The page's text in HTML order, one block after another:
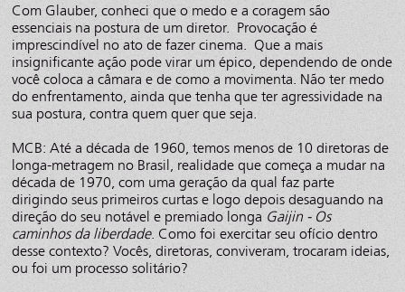
Com Glauber, conheci que o medo e a coragem são
essenciais na postura de um diretor. Provocação é
imprescindível no ato de fazer cinema. Que a mais
insignificante ação pode virar um épico, dependendo de onde
você coloca a câmara e de como a movimenta. Não ter medo
do enfrentamento, ainda que tenha que ter agressividade na
sua postura, contra quem quer que seja.
MCB: Até a década de 1960, temos menos de 10 diretoras de
longa-metragem no Brasil, realidade que começa a mudar na
década de 1970, com uma geração da qual faz parte
dirigindo seus primeiros curtas e logo depois desaguando na
direção do seu notável e premiado longa Gaijin - Os
caminhos da liberdade. Como foi exercitar seu ofício dentro
desse contexto? Vocês, diretoras, conviveram, trocaram ideias,
ou foi um processo solitário?